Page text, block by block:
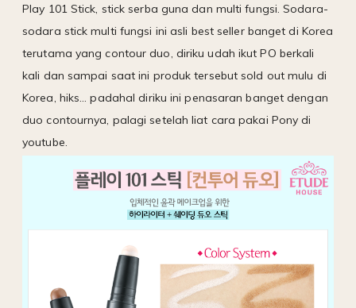
Play 101 Stick, stick serba guna dan multi fungsi. Sodara-
sodara stick multi fungsi ini asli best seller banget di Korea
terutama yang contour duo, diriku udah ikut PO berkali
kali dan sampai saat ini produk tersebut sold out mulu di
Korea, hiks... padahal diriku ini penasaran banget dengan
duo contournya, palagi setelah liat cara pakai Pony di
youtube.